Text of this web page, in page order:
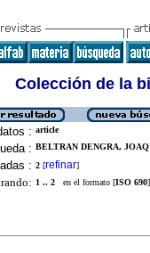
Colección de la
: article
: BELTRAN DENGRA,
: 2 [refinar]
1 .. 2 en el formato [ISO 690]